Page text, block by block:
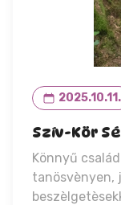
2025.10.11.
Szív-Kör
Könnyű
tanösvènyen,